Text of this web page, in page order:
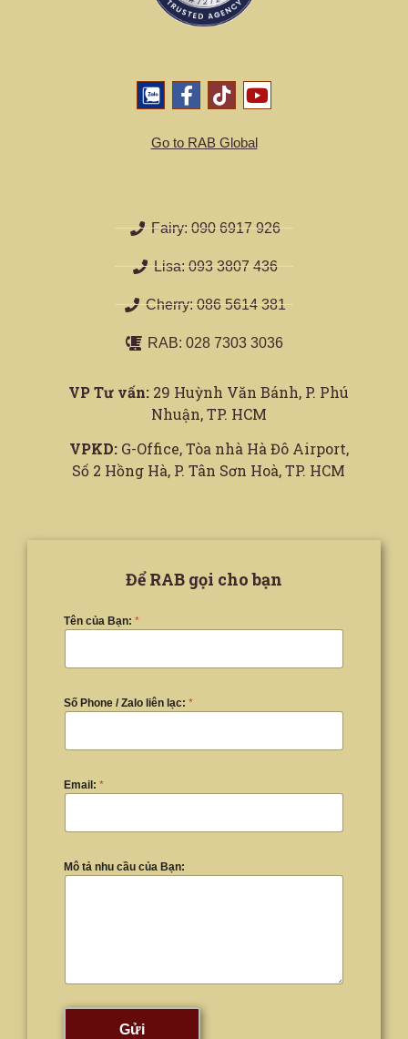
Go to RAB Global
Fairy: 090 6917 926
Lisa: 093 3807 436
Cherry: 086 5614 381
RAB: 028 7303 3036
VP Tư vấn: 29 Huỳnh Văn Bánh, P. Phú
Nhuận, TP. HCM
VPKD:G-Office, Tòa nhà Hà Đô Airport,
Số 2 Hồng Hà, P. Tân Sơn Hoà, TP. HCM
Để RAB gọi cho bạn
Tên của Bạn: *
Số Phone / Zalo liên lạc: *
Email: *
Mô tả nhu cầu của Bạn:
Gửi